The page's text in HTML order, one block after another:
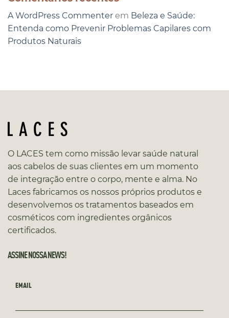
A WordPress Commenter em Beleza e Saúde:
Entenda como Prevenir Problemas Capilares com
Produtos Naturais
O LACES tem como missão levar saúde natural
aos cabelos de suas clientes em um momento
de integração entre o corpo, mente e alma. No
Laces fabricamos os nossos próprios produtos e
desenvolvemos os tratamentos baseados em
cosméticos com ingredientes orgânicos
certificados.
ASSINE NOSSA NEWS!
EMAIL